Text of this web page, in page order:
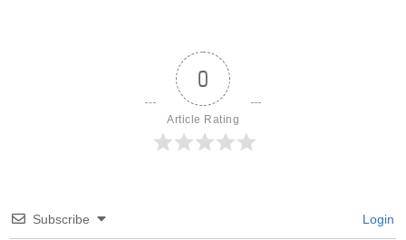
0
Article Rating
Subscribe Login